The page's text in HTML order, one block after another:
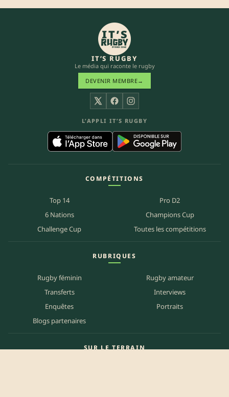
IT’S RUGBY
Le média qui raconte le rugby
DEVENIR MEMBRE→
X FacebookInstagram
L’APPLI IT’S RUGBY
COMPÉTITIONS
Top 14
Pro D2
6 Nations
Champions Cup
Challenge Cup
Toutes les compétitions
RUBRIQUES
Rugby féminin
Rugby amateur
Transferts
Interviews
Enquêtes
Portraits
Blogs partenaires
SUR LE TERRAIN